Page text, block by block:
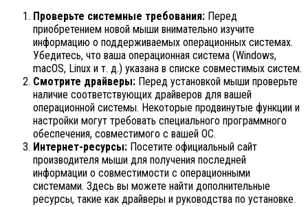
Проверьте системные требования: Перед
приобретением новой мыши внимательно изучите
информацию о поддерживаемых операционных системах.
Убедитесь, что ваша операционная система (Windows,
macOS, Linux и т. д.) указана в списке совместимых систем.
Смотрите драйверы: Перед установкой мыши проверьте
наличие соответствующих драйверов для вашей
операционной системы. Некоторые продвинутые функции и
настройки могут требовать специального программного
обеспечения, совместимого с вашей ОС.
Интернет-ресурсы: Посетите официальный сайт
производителя мыши для получения последней
информации о совместимости с операционными
системами. Здесь вы можете найти дополнительные
ресурсы, такие как драйверы и руководства по установке.